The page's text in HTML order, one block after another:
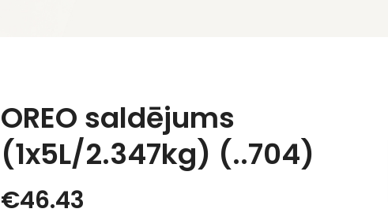
OREO saldējums
(1x5L/2.347kg) (..704)
€46.43